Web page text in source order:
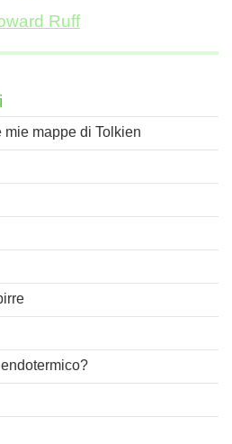
Ruff
mie mappe di Tolkien